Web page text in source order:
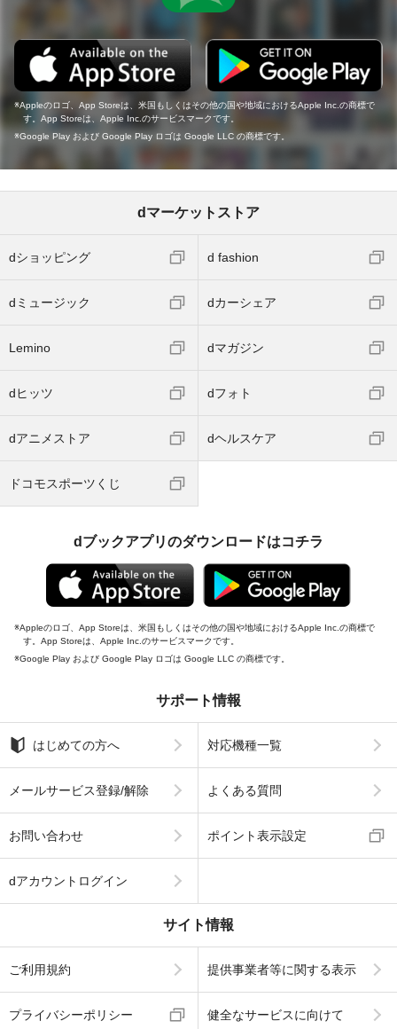
Appleのロゴ、App Storeは、米国もしくはその他の国や地域におけるApple Inc.の商標で
す。App Storeは、Apple Inc.のサービスマークです。
Google Play および Google Play ロゴは Google LLC の商標です。
dマーケットストア
dショッピング d fashion
dミュージック dカーシェア
Lemino dマガジン
dヒッツ dフォト
dアニメストア dヘルスケア
ドコモスポーツくじ
dブックアプリのダウンロードはコチラ
Appleのロゴ、App Storeは、米国もしくはその他の国や地域におけるApple Inc.の商標で
す。App Storeは、Apple Inc.のサービスマークです。
Google Play および Google Play ロゴは Google LLC の商標です。
サポート情報
はじめての方へ 対応機種一覧
メールサービス登録/解除 よくある質問
お問い合わせ ポイント表示設定
dアカウントログイン
サイト情報
ご利用規約 提供事業者等に関する表示
プライバシーポリシー 健全なサービスに向けて